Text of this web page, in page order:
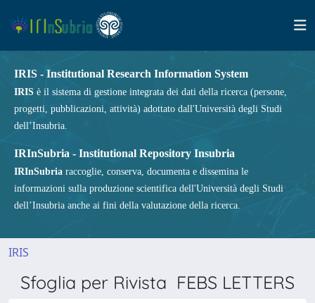
IRIS - Institutional Research Information System
IRIS è il sistema di gestione integrata dei dati della ricerca (persone,
progetti, pubblicazioni, attività) adottato dall'Università degli Studi
dell’Insubria.
IRInSubria - Institutional Repository Insubria
IRInSubria raccoglie, conserva, documenta e dissemina le
informazioni sulla produzione scientifica dell'Università degli Studi
dell’Insubria anche ai fini della valutazione della ricerca.
IRIS
Sfoglia per Rivista FEBS LETTERS